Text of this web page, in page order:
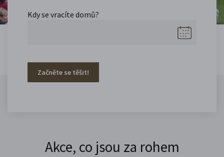
Kdy se vracíte domů?
Začněte se těšit!
Akce, co jsou za rohem